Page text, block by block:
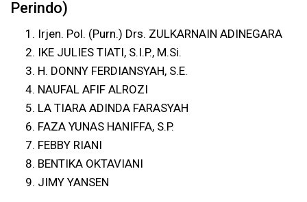
Perindo)
Irjen. Pol. (Purn.) Drs. ZULKARNAIN ADINEGARA
IKE JULIES TIATI, S.I.P., M.Si.
H. DONNY FERDIANSYAH, S.E.
NAUFAL AFIF ALROZI
LA TIARA ADINDA FARASYAH
FAZA YUNAS HANIFFA, S.P.
FEBBY RIANI
BENTIKA OKTAVIANI
JIMY YANSEN